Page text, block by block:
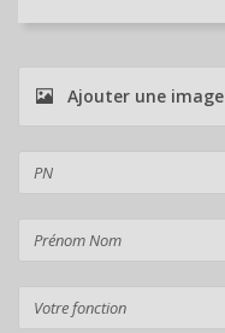
Ajouter une image